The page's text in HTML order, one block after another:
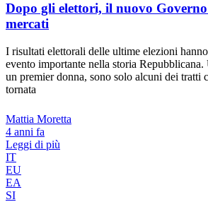
Dopo gli elettori, il nuovo Governo
mercati
I risultati elettorali delle ultime elezioni
evento importante nella storia
un premier donna, sono solo alcuni dei tratti
tornata
Mattia Moretta
4 anni fa
Leggi di più
IT
EU
EA
SI